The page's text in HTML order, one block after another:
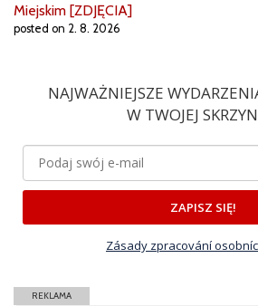
Miejskim [ZDJĘCIA]
posted on 2. 8. 2026
NAJWAŻNIEJSZE
W TWOJEJ
ZAPISZ SIĘ!
Zásady zpracování
REKLAMA